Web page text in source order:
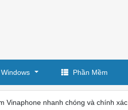
Windows Phần Mềm
Vinaphone nhanh chóng và chính xác